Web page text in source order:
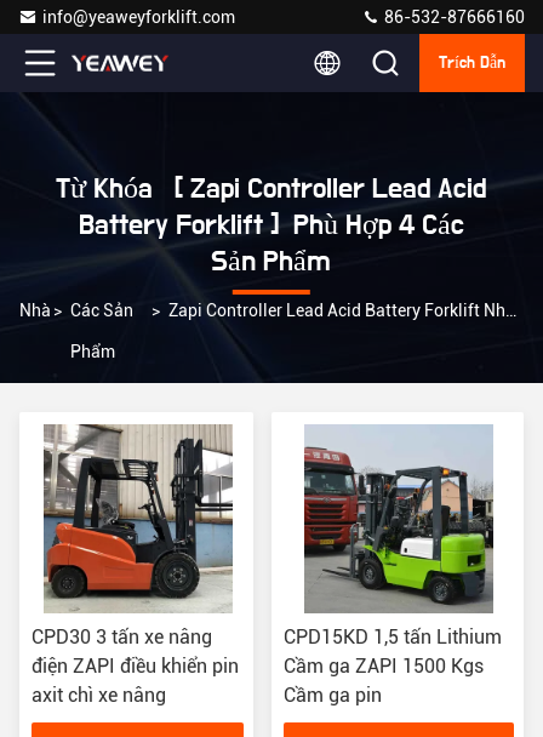
info@yeaweyforklift.com 86-532-87666160
Trích Dẫn
Từ Khóa [ Zapi Controller Lead Acid
Battery Forklift ] Phù Hợp 4 Các
Sản Phẩm
Nhà > Các Sản
Phẩm
> Zapi Controller Lead Acid Battery Forklift Nhà Sản Xuất Trực Tuyến
CPD30 3 tấn xe nâng
điện ZAPI điều khiển pin
axit chì xe nâng
CPD15KD 1,5 tấn Lithium
Cầm ga ZAPI 1500 Kgs
Cầm ga pin